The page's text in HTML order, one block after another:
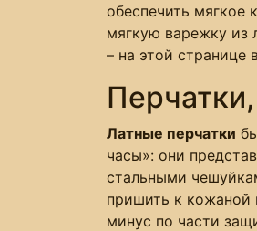
обеспечить мягкое
мягкую варежку из
– на этой странице
Латные перчатки
часы»: они
стальными
пришить к кожаной
минус по части